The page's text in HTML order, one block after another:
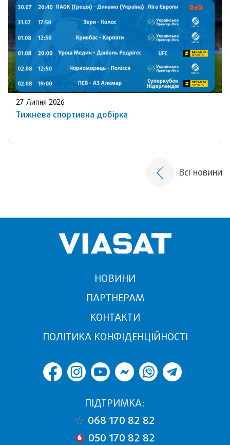
27 Липня 2026
Тижнева спортивна добірка
Всі новини
НОВИНИ
ПАРТНЕРАМ
КОНТАКТИ
ПОЛІТИКА КОНФІДЕНЦІЙНОСТІ
ПІДТРИМКА:
068 170 82 82
050 170 82 82